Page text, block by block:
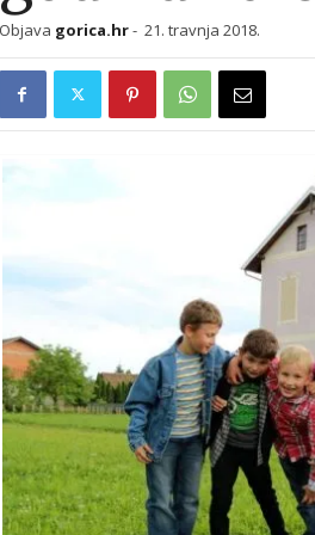
Objava gorica.hr- 21. travnja 2018.